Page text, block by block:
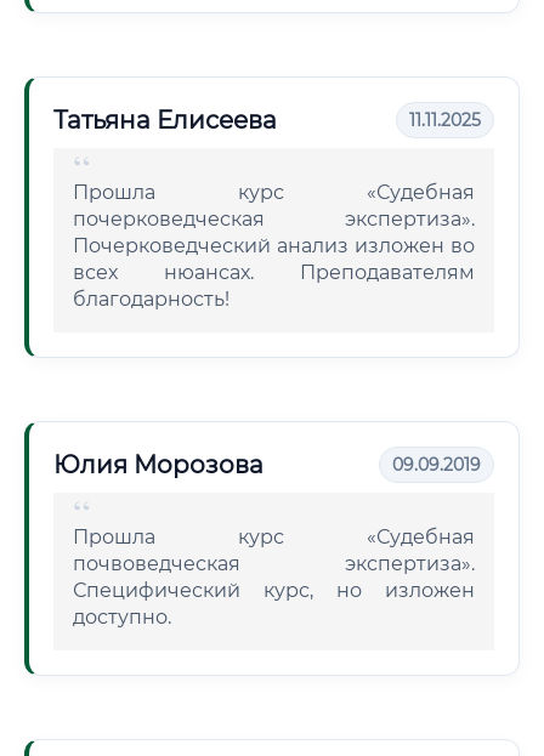
Татьяна Елисеева 11.11.2025
Прошла курс «Судебная
почерковедческая экспертиза».
Почерковедческий анализ изложен во
всех нюансах. Преподавателям
благодарность!
Юлия Морозова 09.09.2019
Прошла курс «Судебная
почвоведческая экспертиза».
Специфический курс, но изложен
доступно.